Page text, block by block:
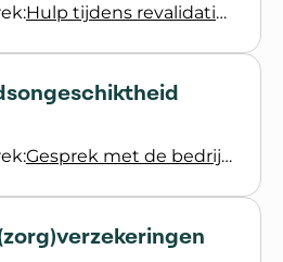
Hulp tijdens revalidatietraject van omgeving?
Gesprek met de bedrijfsarts